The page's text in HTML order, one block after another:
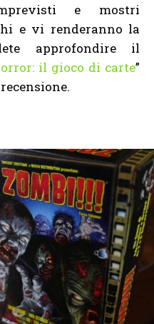
e mostri
e vi renderanno la
approfondire il
il gioco di carte”